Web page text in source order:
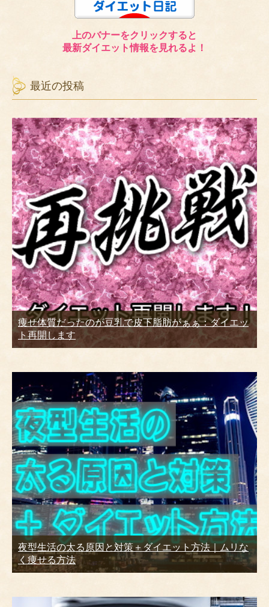
上のバナーをクリックすると
最新ダイエット情報を見れるよ！
最近の投稿
痩せ体質だったのが豆乳で皮下脂肪がぁぁ：ダイエッ
ト再開します
夜型生活の太る原因と対策＋ダイエット方法｜ムリな
く痩せる方法